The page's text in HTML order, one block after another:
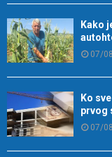
Kako
07/
Ko
prvog
07/